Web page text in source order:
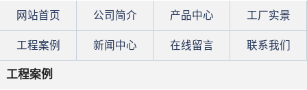
网站首页 公司简介 产品中心 工厂实景
工程案例 新闻中心 在线留言 联系我们
工程案例